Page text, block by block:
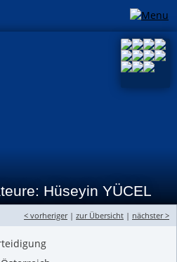
Hüseyin YÜCEL
< vorheriger| zur Übersicht | nächster >